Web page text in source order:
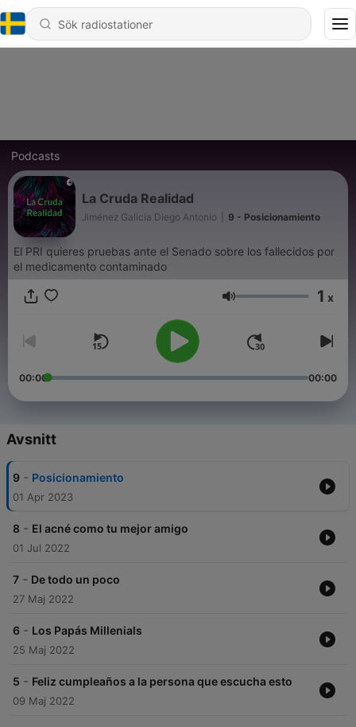
Podcasts
La Cruda Realidad
Jiménez Galicia Diego Antonio 9 - Posicionamiento
El PRI quieres pruebas ante el Senado sobre los fallecidos por
el medicamento contaminado
Volym 1 x
00:00 00:00
Avsnitt
9 - Posicionamiento
01 Apr 2023
8 - El acné como tu mejor amigo
01 Jul 2022
7 - De todo un poco
27 Maj 2022
6 - Los Papás Millenials
25 Maj 2022
5 - Feliz cumpleaños a la persona que escucha esto
09 Maj 2022